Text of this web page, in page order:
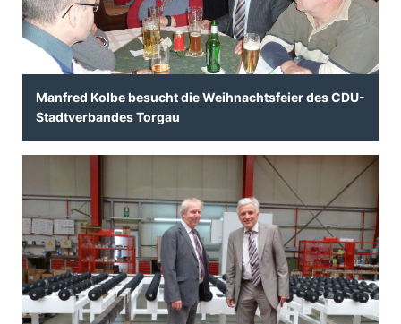
Manfred Kolbe besucht die Weihnachtsfeier des CDU-
Stadtverbandes Torgau